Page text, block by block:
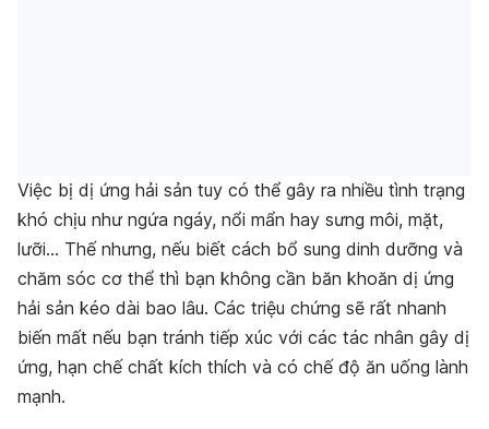
Việc bị dị ứng hải sản tuy có thể gây ra nhiều tình trạng
khó chịu như ngứa ngáy, nổi mẩn hay sưng môi, mặt,
lưỡi… Thế nhưng, nếu biết cách bổ sung dinh dưỡng và
chăm sóc cơ thể thì bạn không cần băn khoăn dị ứng
hải sản kéo dài bao lâu. Các triệu chứng sẽ rất nhanh
biến mất nếu bạn tránh tiếp xúc với các tác nhân gây dị
ứng, hạn chế chất kích thích và có chế độ ăn uống lành
mạnh.